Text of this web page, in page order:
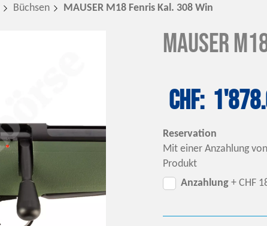
Büchsen MAUSER M18 Fenris Kal. 308 Win
MAUSER
CHF
Reservation
Mit einer Anzahlung
Produkt
Anzahlung + CHF